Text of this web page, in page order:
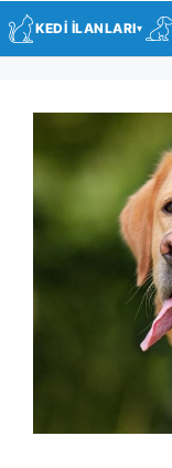
KEDİ İLANLARI▾